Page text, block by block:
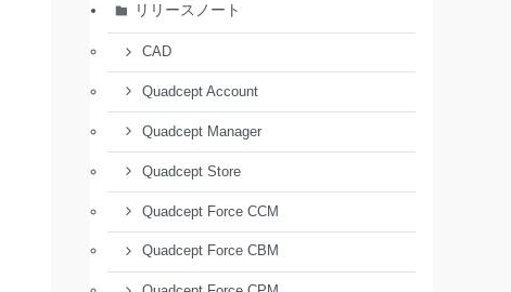
リリースノート
CAD
Quadcept Account
Quadcept Manager
Quadcept Store
Quadcept Force CCM
Quadcept Force CBM